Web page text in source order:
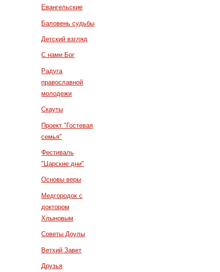
Евангельские
Баловень судьбы
Детский взгляд
С нами Бог
Радуга
православной
молодежи
Скауты
Проект "Гостевая
семья"
Фестиваль
"Царские дни"
Основы веры
Медгородок с
доктором
Хлыновым
Советы Доулы
Ветхий Завет
Друзья